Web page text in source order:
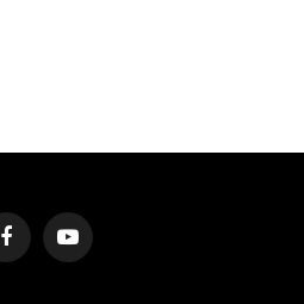
FacebookYouTube